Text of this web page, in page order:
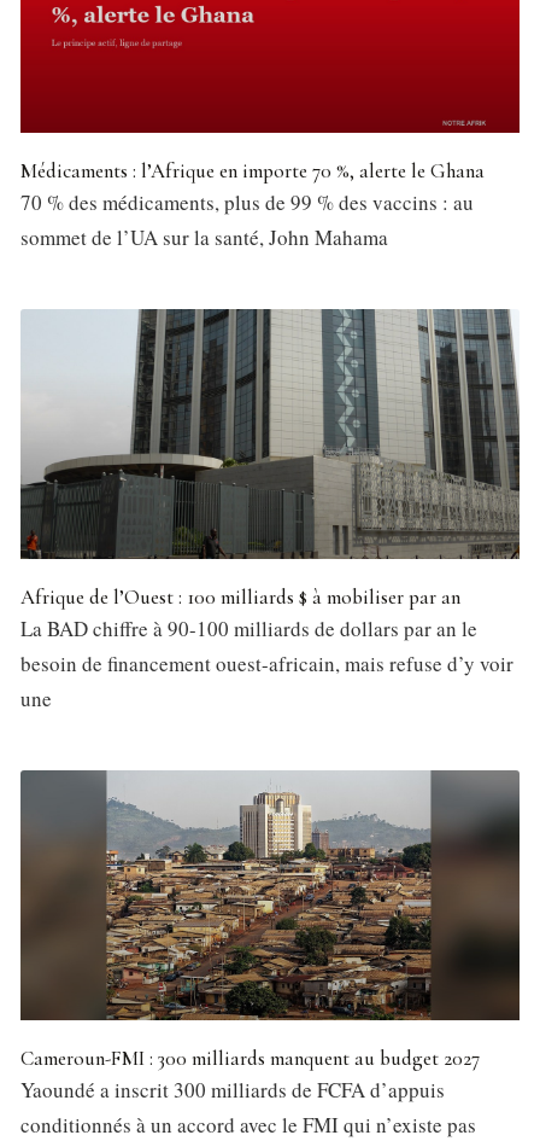
Médicaments : l’Afrique en importe 70 %, alerte le Ghana
70 % des médicaments, plus de 99 % des vaccins : au
sommet de l’UA sur la santé, John Mahama
Afrique de l’Ouest : 100 milliards $ à mobiliser par an
La BAD chiffre à 90-100 milliards de dollars par an le
besoin de financement ouest-africain, mais refuse d’y voir
une
Cameroun-FMI : 300 milliards manquent au budget 2027
Yaoundé a inscrit 300 milliards de FCFA d’appuis
conditionnés à un accord avec le FMI qui n’existe pas